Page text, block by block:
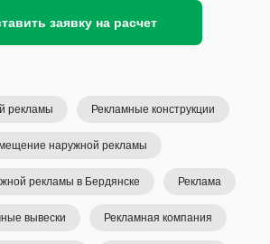
заявку на расчет
рекламы Рекламные конструкции
наружной рекламы
рекламы в Бердянске Реклама
вывески Рекламная компания